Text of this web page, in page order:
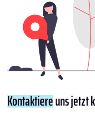
Kontaktiereuns jetzt